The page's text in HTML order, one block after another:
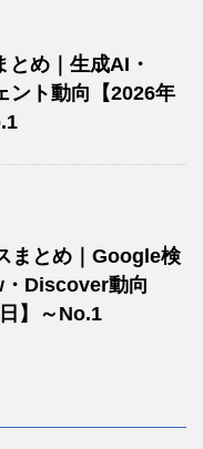
め｜生成AI・
ント動向【2026年
まとめ｜Google検
Discover動向
】～No.1